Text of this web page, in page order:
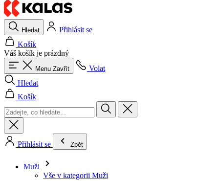
Hledat
Přihlásit se
Košík
Váš košík je prázdný
Menu Zavřít
Volat
Hledat
Košík
Přihlásit se Zpět
Muži
Vše v kategorii Muži